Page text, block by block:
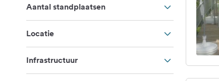
Aantal standplaatsen
Locatie
Infrastructuur